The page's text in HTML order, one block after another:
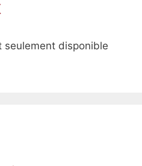
seulement disponible